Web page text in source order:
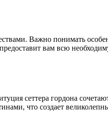
Важно понимать
вам всю
сеттера гордона
что создает